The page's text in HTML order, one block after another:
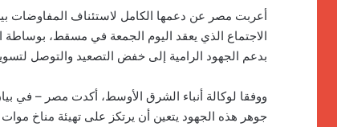
أعربت مصر عن دعمها الكامل لاستئناف المفاوضات بين
الاجتماع الذي يعقد اليوم الجمعة في مسقط،
بدعم الجهود الرامية إلى خفض التصعيد والتوصل
ووفقا لوكالة أنباء الشرق الأوسط، أكدت مصر – في
جوهر هذه الجهود يتعين أن يرتكز على تهيئة مناخ